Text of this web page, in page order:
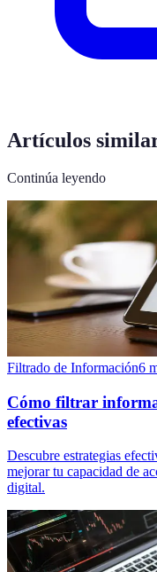
Artículos
Continúa leyendo
Filtrado de Información6
Cómo filtrar
efectivas
Descubre estrategias
mejorar tu capacidad de
digital.